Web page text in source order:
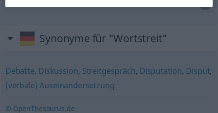
Synonyme für "Wortstreit"
Debatte, Diskussion, Streitgespräch, Disputation, Disput,
(verbale) Auseinandersetzung
© OpenThesaurus.de